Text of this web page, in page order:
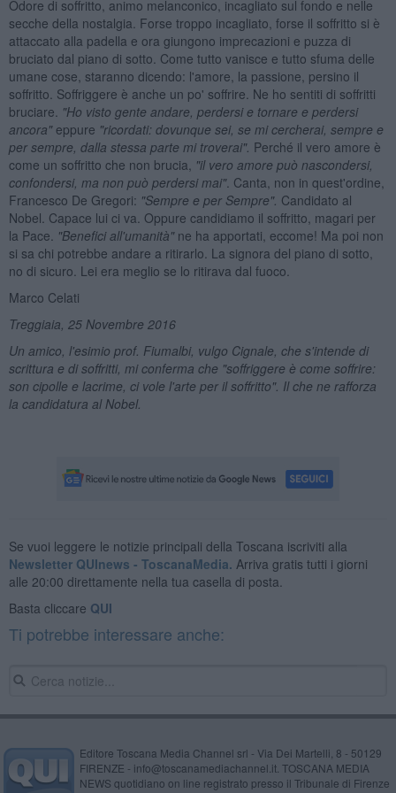
Odore di soffritto, animo melanconico, incagliato sul fondo e nelle
secche della nostalgia. Forse troppo incagliato, forse il soffritto si è
attaccato alla padella e ora giungono imprecazioni e puzza di
bruciato dal piano di sotto. Come tutto vanisce e tutto sfuma delle
umane cose, staranno dicendo: l'amore, la passione, persino il
soffritto. Soffriggere è anche un po' soffrire. Ne ho sentiti di soffritti
bruciare. "Ho visto gente andare, perdersi e tornare e perdersi
ancora"eppure "ricordati: dovunque sei, se mi cercherai, sempre e
per sempre, dalla stessa parte mi troverai". Perché il vero amore è
come un soffritto che non brucia, "il vero amore può nascondersi,
confondersi, ma non può perdersi mai". Canta, non in quest'ordine,
Francesco De Gregori: "Sempre e per Sempre". Candidato al
Nobel. Capace lui ci va. Oppure candidiamo il soffritto, magari per
la Pace. "Benefici all'umanità"ne ha apportati, eccome! Ma poi non
si sa chi potrebbe andare a ritirarlo. La signora del piano di sotto,
no di sicuro. Lei era meglio se lo ritirava dal fuoco.
Marco Celati
Treggiaia, 25 Novembre 2016
Un amico, l'esimio prof. Fiumalbi, vulgo Cignale, che s'intende di
scrittura e di soffritti, mi conferma che "soffriggere è come soffrire:
son cipolle e lacrime, ci vole l'arte per il soffritto". Il che ne rafforza
la candidatura al Nobel.
Se vuoi leggere le notizie principali della Toscana iscriviti alla
Newsletter QUInews - ToscanaMedia. Arriva gratis tutti i giorni
alle 20:00 direttamente nella tua casella di posta.
Basta cliccare QUI
Ti potrebbe interessare anche:
Editore Toscana Media Channel srl - Via Dei Martelli, 8 - 50129
FIRENZE - info@toscanamediachannel.it. TOSCANA MEDIA
NEWS quotidiano on line registrato presso il Tribunale di Firenze